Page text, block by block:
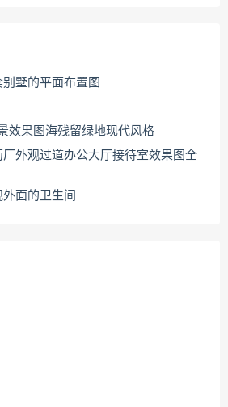
墅的平面布置图
效果图海残留绿地现代风格
外观过道办公大厅接待室效果图全
面的卫生间